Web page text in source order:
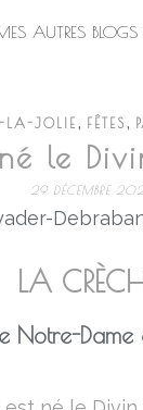
AUTRES
LA-JOLIE , FÊTES ,
le
29 DÉCEMBRE
LA
Notre-Dame